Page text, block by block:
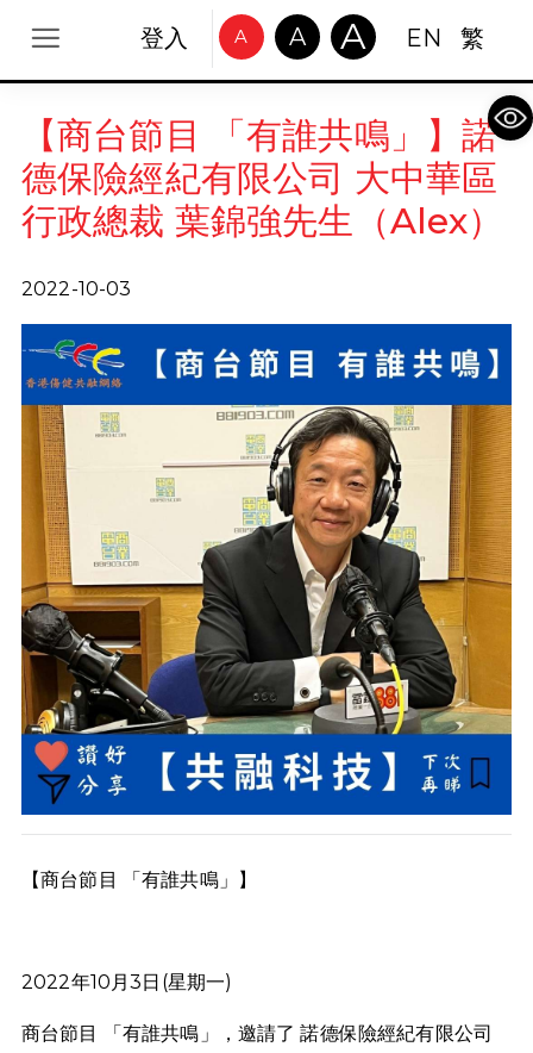
登入 A A A EN 繁
【商台節目 「有誰共鳴」】諾
德保險經紀有限公司 大中華區
行政總裁 葉錦強先生（Alex）
2022-10-03
【商台節目 「有誰共鳴」】
2022年10月3日(星期一)
商台節目 「有誰共鳴」，邀請了 諾德保險經紀有限公司